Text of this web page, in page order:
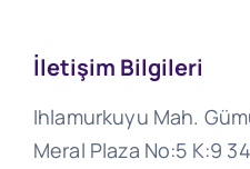
İletişim Bilgileri
Ihlamurkuyu Mah.
Meral Plaza No:5 K:9